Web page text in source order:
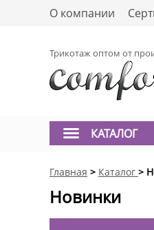
О компании
Трикотаж оптом от
КАТАЛОГ
Главная > Каталог >
Новинки